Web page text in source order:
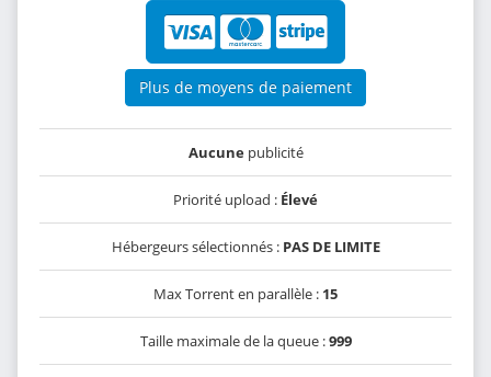
Plus de moyens de paiement
Aucunepublicité
Priorité upload : Élevé
Hébergeurs sélectionnés : PAS DE LIMITE
Max Torrent en parallèle : 15
Taille maximale de la queue :999